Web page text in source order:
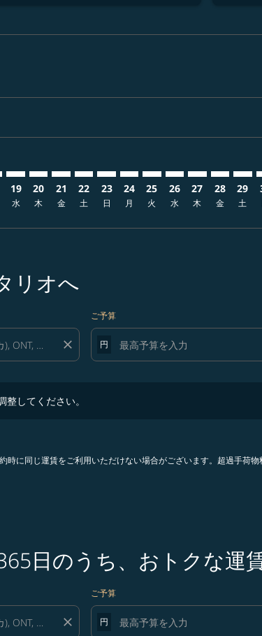
19
水
FUK–ONT: cmp-view-offers-disclaimer. オフ
20
木
FUK–ONT: cmp-view-offers-disclaimer.
21
金
FUK–ONT: cmp-view-offers-
22
土
FUK–ONT: cmp-view-offers-
23
日
FUK–ONT: cmp-view-
24
月
FUK–ONT: cmp-view-
25
火
FUK–ONT: cmp-
26
水
FUK–ONT:
27
木
28
金
29
土
リオへ
close
ご予算
円
してください。
に同じ運賃をご利用いただけない場合がございます。超過手荷
日のうち、おトクな運
close
ご予算
円